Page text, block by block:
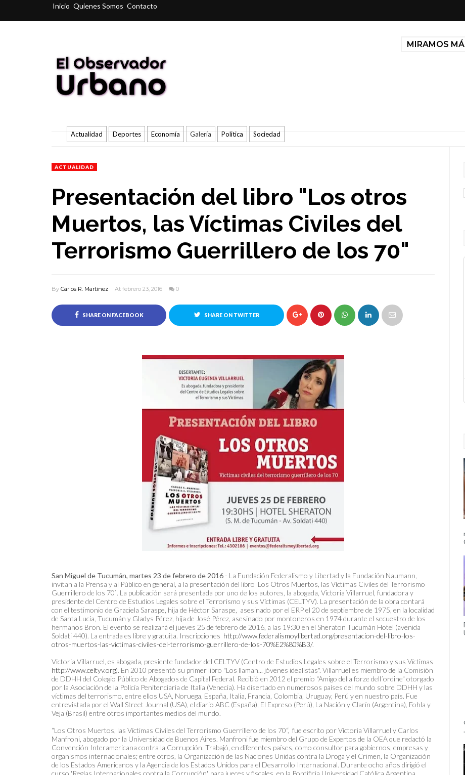
Inicio Quienes Somos Contacto
MIRAMOS
Actualidad Deportes Economía Galería Politica Sociedad
ACTUALIDAD
Presentación del libro "Los otros
Muertos, las Víctimas Civiles del
Terrorismo Guerrillero de los 70"
By Carlos R. Martinez At febrero 23, 2016 0
SHARE ON FACEBOOK SHARE ON TWITTER
San Miguel de Tucumán, martes 23 de febrero de 2016- La Fundación Federalismo y Libertad y la Fundación Naumann,
invitan a la Prensa y al Público en general, a la presentación del libro Los Otros Muertos, las Víctimas Civiles del Terrorismo
Guerrillero de los 70`. La publicación será presentada por uno de los autores, la abogada, Victoria Villarruel, fundadora y
presidente del Centro de Estudios Legales sobre el Terrorismo y sus Víctimas (CELTYV). La presentación de la obra contará
con el testimonio de Graciela Saraspe, hija de Héctor Saraspe, asesinado por el ERP el 20 de septiembre de 1975, en la localidad
de Santa Lucía, Tucumán y Gladys Pérez, hija de José Pérez, asesinado por montoneros en 1974 durante el secuestro de los
hermanos Bron. El evento se realizará el jueves 25 de febrero de 2016, a las 19:30 en el Sheraton Tucumán Hotel (avenida
Soldati 440). La entrada es libre y gratuita. Inscripciones http://www.federalismoylibertad.org/presentacion-del-libro-los-
otros-muertos-las-victimas-civiles-del-terrorismo-guerrillero-de-los-70%E2%80%B3/.
Victoria Villarruel, es abogada, presiente fundador del CELTYV (Centro de Estudios Legales sobre el Terrorismo y sus Víctimas
http://www.celtyv.org). En 2010 presentó su primer libro "Los llaman... jóvenes idealistas". Villarruel es miembro de la Comisión
de DDHH del Colegio Público de Abogados de Capital Federal. Recibió en 2012 el premio "Amigo della forze dell´ordine" otorgado
por la Asociación de la Policía Penitenciaria de Italia (Venecia). Ha disertado en numerosos países del mundo sobre DDHH y las
víctimas del terrorismo, entre ellos USA, Noruega, España, Italia, Francia, Colombia, Uruguay, Perú y en nuestro país. Fue
entrevistada por el Wall Street Journal (USA), el diario ABC (España), El Expreso (Perú), La Nación y Clarín (Argentina), Fohla y
Veja (Brasil) entre otros importantes medios del mundo.
“Los Otros Muertos, las Víctimas Civiles del Terrorismo Guerrillero de los 70“, fue escrito por Victoria Villarruel y Carlos
Manfroni, abogado por la Universidad de Buenos Aires. Manfroni fue miembro del Grupo de Expertos de la OEA que redactó la
Convención Interamericana contra la Corrupción. Trabajó, en diferentes países, como consultor para gobiernos, empresas y
organismos internacionales; entre otros, la Organización de las Naciones Unidas contra la Droga y el Crimen, la Organización
de los Estados Americanos y la Agencia de los Estados Unidos para el Desarrollo Internacional. Durante ocho años dirigió el
curso 'Reglas Internacionales contra la Corrupción', para jueces y fiscales, en la Pontificia Universidad Católica Argentina.